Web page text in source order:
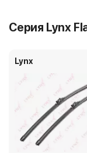
Серия Lynx
Lynx